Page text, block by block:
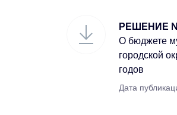
РЕШЕНИЕ №
О бюджете
городской
годов
Дата